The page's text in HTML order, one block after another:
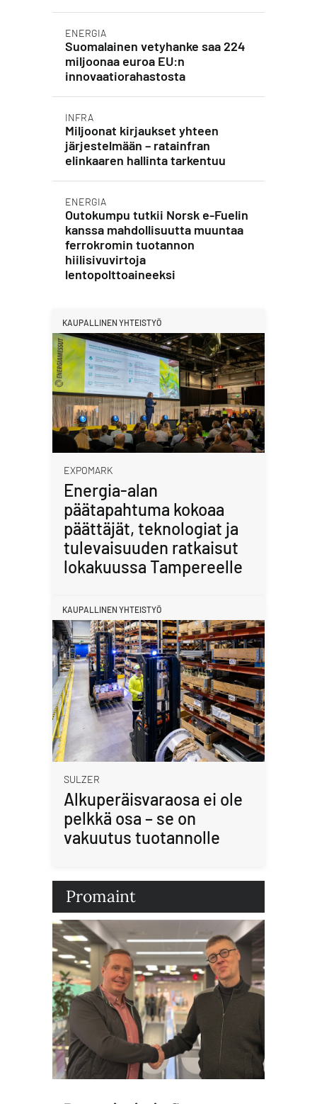
ENERGIA
Suomalainen vetyhanke saa 224
miljoonaa euroa EU:n
innovaatiorahastosta
INFRA
Miljoonat kirjaukset yhteen
järjestelmään – ratainfran
elinkaaren hallinta tarkentuu
ENERGIA
Outokumpu tutkii Norsk e-Fuelin
kanssa mahdollisuutta muuntaa
ferrokromin tuotannon
hiilisivuvirtoja
lentopolttoaineeksi
KAUPALLINEN YHTEISTYÖ
EXPOMARK
Energia-alan
päätapahtuma kokoaa
päättäjät, teknologiat ja
tulevaisuuden ratkaisut
lokakuussa Tampereelle
KAUPALLINEN YHTEISTYÖ
SULZER
Alkuperäisvaraosa ei ole
pelkkä osa – se on
vakuutus tuotannolle
Promaint